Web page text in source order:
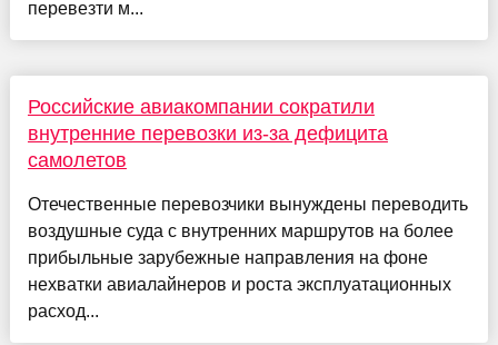
перевезти м...
Российские авиакомпании сократили
внутренние перевозки из-за дефицита
самолетов
Отечественные перевозчики вынуждены переводить
воздушные суда с внутренних маршрутов на более
прибыльные зарубежные направления на фоне
нехватки авиалайнеров и роста эксплуатационных
расход...